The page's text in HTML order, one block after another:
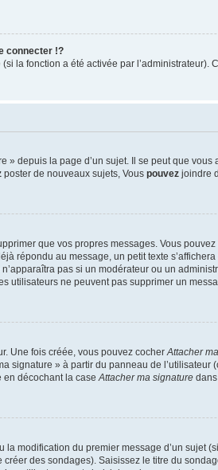
connecter !?
la fonction a été activée par
depuis la page d’un sujet. Il se peut que
poster de nouveaux sujets, Vous pouvez joindre
que vos propres messages. Vous
répondu au message, un petit texte
pas si un modérateur ou un
utilisateurs ne peuvent pas supprimer un
Une fois créée, vous pouvez cocherAttacher
signature » à partir du panneau de l’utilisateur
en décochant la caseAttacher ma signature
la modification du premier message d’un sujet
des sondages). Saisissez le titre du